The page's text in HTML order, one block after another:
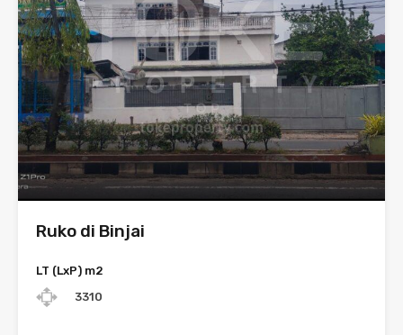
Ruko di Binjai
LT (LxP) m2
3310